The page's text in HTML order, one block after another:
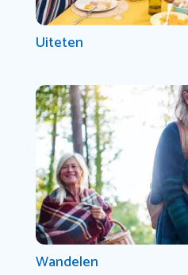
Uiteten
Wandelen